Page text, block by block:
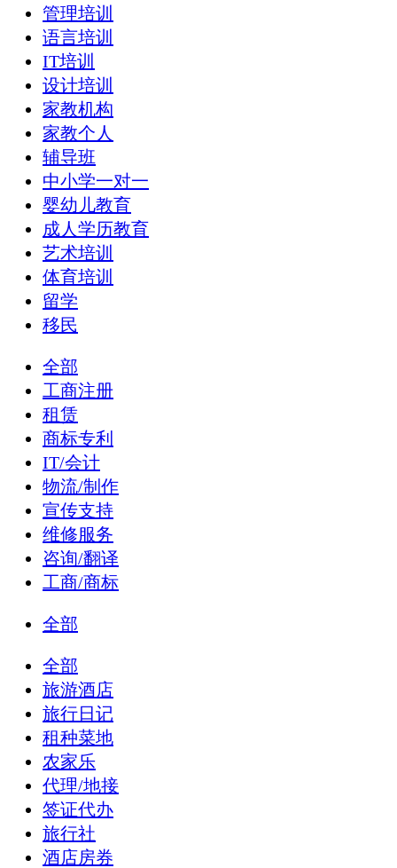
管理培训
语言培训
IT培训
设计培训
家教机构
家教个人
辅导班
中小学一对一
婴幼儿教育
成人学历教育
艺术培训
体育培训
留学
移民
全部
工商注册
租赁
商标专利
IT/会计
物流/制作
宣传支持
维修服务
咨询/翻译
工商/商标
全部
全部
旅游酒店
旅行日记
租种菜地
农家乐
代理/地接
签证代办
旅行社
酒店房券